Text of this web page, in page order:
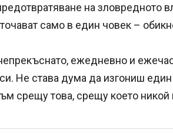
на зловредното
само в един човек –
ежедневно и
Не става дума да изгониш
срещу това, срещу което никой